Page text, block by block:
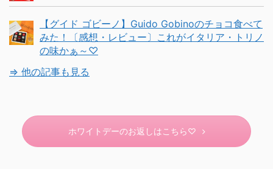
【グイド ゴビーノ】Guido Gobinoのチョコ食べて
みた！〔感想・レビュー〕これがイタリア・トリノ
の味かぁ～♡
⇒ 他の記事も見る
ホワイトデーのお返しはこちら♡